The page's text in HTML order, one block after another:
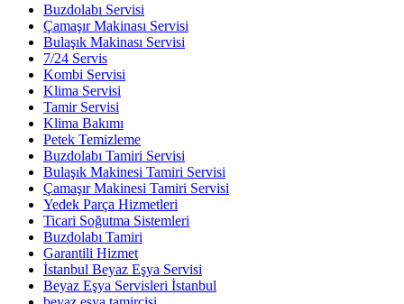
Buzdolabı Servisi
Çamaşır Makinası Servisi
Bulaşık Makinası Servisi
7/24 Servis
Kombi Servisi
Klima Servisi
Tamir Servisi
Klima Bakımı
Petek Temizleme
Buzdolabı Tamiri Servisi
Bulaşık Makinesi Tamiri Servisi
Çamaşır Makinesi Tamiri Servisi
Yedek Parça Hizmetleri
Ticari Soğutma Sistemleri
Buzdolabı Tamiri
Garantili Hizmet
İstanbul Beyaz Eşya Servisi
Beyaz Eşya Servisleri İstanbul